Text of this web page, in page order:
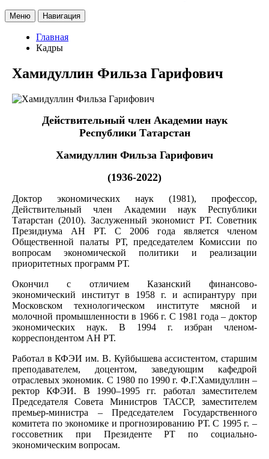
Меню Навигация
Главная
Кадры
Хамидуллин Фильза Гарифович
Действительный член Академии наук
Республики Татарстан
Хамидуллин Фильза Гарифович
(1936-2022)
Доктор экономических наук (1981), профессор,
Действительный член Академии наук Республики
Татарстан (2010). Заслуженный экономист РТ. Советник
Президиума АН РТ. С 2006 года является членом
Общественной палаты РТ, председателем Комиссии по
вопросам экономической политики и реализации
приоритетных программ РТ.
Окончил с отличием Казанский финансово-
экономический институт в 1958 г. и аспирантуру при
Московском технологическом институте мясной и
молочной промышленности в 1966 г. С 1981 года – доктор
экономических наук. В 1994 г. избран членом-
корреспондентом АН РТ.
Работал в КФЭИ им. В. Куйбышева ассистентом, старшим
преподавателем, доцентом, заведующим кафедрой
отраслевых экономик. С 1980 по 1990 г. Ф.Г.Хамидуллин –
ректор КФЭИ. В 1990–1995 гг. работал заместителем
Председателя Совета Министров ТАССР, заместителем
премьер-министра – Председателем Государственного
комитета по экономике и прогнозированию РТ. С 1995 г. –
госсоветник при Президенте РТ по социально-
экономическим вопросам.